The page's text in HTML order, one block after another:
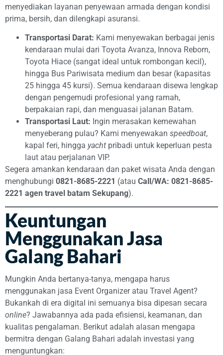
menyediakan layanan penyewaan armada dengan kondisi
prima, bersih, dan dilengkapi asuransi.
Transportasi Darat: Kami menyewakan berbagai jenis
kendaraan mulai dari Toyota Avanza, Innova Reborn,
Toyota Hiace (sangat ideal untuk rombongan kecil),
hingga Bus Pariwisata medium dan besar (kapasitas
25 hingga 45 kursi). Semua kendaraan disewa lengkap
dengan pengemudi profesional yang ramah,
berpakaian rapi, dan menguasai jalanan Batam.
Transportasi Laut: Ingin merasakan kemewahan
menyeberang pulau? Kami menyewakan speedboat,
kapal feri, hingga yacht pribadi untuk keperluan pesta
laut atau perjalanan VIP.
Segera amankan kendaraan dan paket wisata Anda dengan
menghubungi 0821-8685-2221 (atau Call/WA: 0821-8685-
2221 agen travel batam Sekupang).
Keuntungan
Menggunakan Jasa
Galang Bahari
Mungkin Anda bertanya-tanya, mengapa harus
menggunakan jasa Event Organizer atau Travel Agent?
Bukankah di era digital ini semuanya bisa dipesan secara
online? Jawabannya ada pada efisiensi, keamanan, dan
kualitas pengalaman. Berikut adalah alasan mengapa
bermitra dengan Galang Bahari adalah investasi yang
menguntungkan: